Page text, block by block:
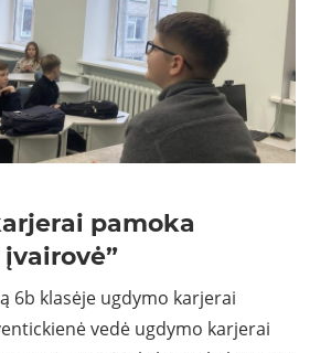
pamoka
6b klasėje ugdymo karjerai
vedė ugdymo karjerai